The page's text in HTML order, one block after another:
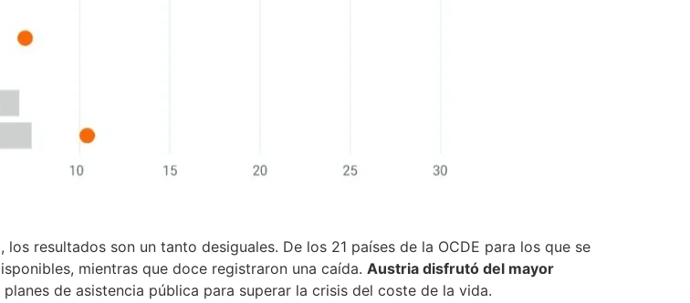
resultados son un tanto desiguales. De los 21 países de la OCDE para los que se
mientras que doce registraron una caída. Austria disfrutó del mayor
de asistencia pública para superar la crisis del coste de la vida.